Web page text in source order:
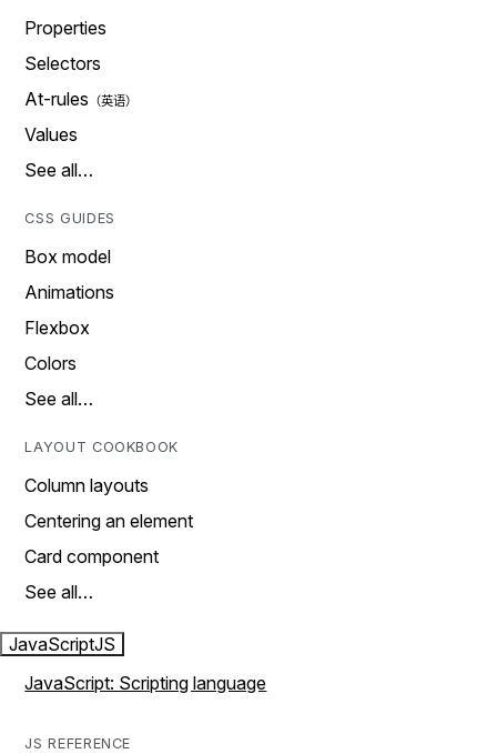
Properties
Selectors
At-rules
Values
See all…
CSS GUIDES
Box model
Animations
Flexbox
Colors
See all…
LAYOUT COOKBOOK
Column layouts
Centering an element
Card component
See all…
JavaScriptJS
JavaScript: Scripting language
JS REFERENCE